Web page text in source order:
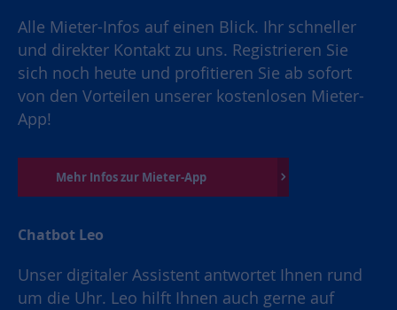
Alle Mieter-Infos auf einen Blick. Ihr schneller
und direkter Kontakt zu uns. Registrieren Sie
sich noch heute und profitieren Sie ab sofort
von den Vorteilen unserer kostenlosen Mieter-
App!
Mehr Infos zur Mieter-App
Chatbot Leo
Unser digitaler Assistent antwortet Ihnen rund
um die Uhr. Leo hilft Ihnen auch gerne auf